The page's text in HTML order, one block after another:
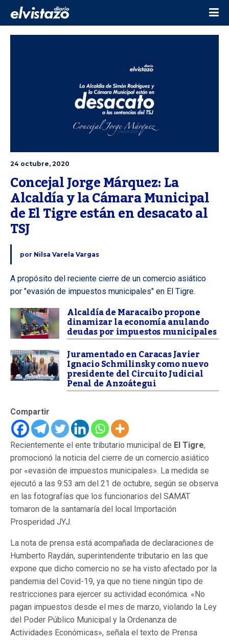
24 octubre, 2020
Concejal Jorge Márquez: La
Alcaldía y la Cámara Municipal
de El Tigre están en desacato al
TSJ
por Nilsa Varela Vargas
A propósito del reciente cierre de un comercio asiático
por "evasión de impuestos municipales" en El Tigre.
Alcaldía de Maracaibo propone
dinamizar la economía anulando
deudas por impuestos municipales
Juramentado en Caracas Javier
Ignacio Schmilinsky como nuevo
presidente del Circuito Judicial
Penal de Anzoátegui
Compartir
Recientemente el ente tributario municipal de El Tigre,
promocionó la noticia del cierre de un comercio asiático
por «evasión de impuestos municipales». La medida se
ejecutó a las 9:53 am del 21 de octubre, según se observa
en las fotografías que los funcionarios del SAMAT
tomaron de la santamaría del local Importación
Prosperidad JYJ.
La nota de prensa está acompañada de declaraciones de
Humberto Raydán, superintendente tributario en las que
expone que dicho comercio no se ha visto afectado por la
pandemia del Covid-19, ya que no tiene ningún tipo de
restricciones para ejercer su actividad económica. «No
pagan impuestos desde el mes de marzo, violando la Ley
del Poder Público Municipal y la Ordenanza de
Actividades Económicas», señala el texto de Prensa